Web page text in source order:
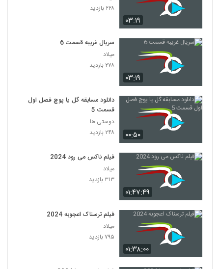
۰۳:۱۹
۲۲۸ بازدید
۰۳:۱۹
سریال غریبه قسمت 6
میلاد
۲۷۸ بازدید
۰۰:۵۰
دانلود مسابقه گل یا پوچ فصل اول
قسمت 5
دوستی ها
۲۴۸ بازدید
۰۱:۴۷:۴۹
فیلم ناکس می رود 2024
میلاد
۳۱۳ بازدید
۰۱:۳۸:۰۰
فیلم ترسناک اعجوبه 2024
میلاد
۷۹۵ بازدید